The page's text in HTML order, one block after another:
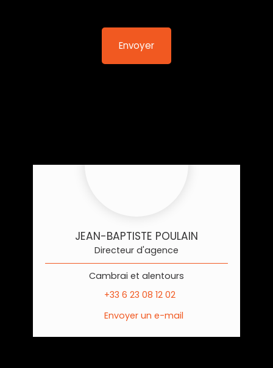
Envoyer
JEAN-BAPTISTE POULAIN
Directeur d'agence
Cambrai et alentours
+33 6 23 08 12 02
Envoyer un e-mail